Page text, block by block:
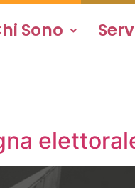
Sono